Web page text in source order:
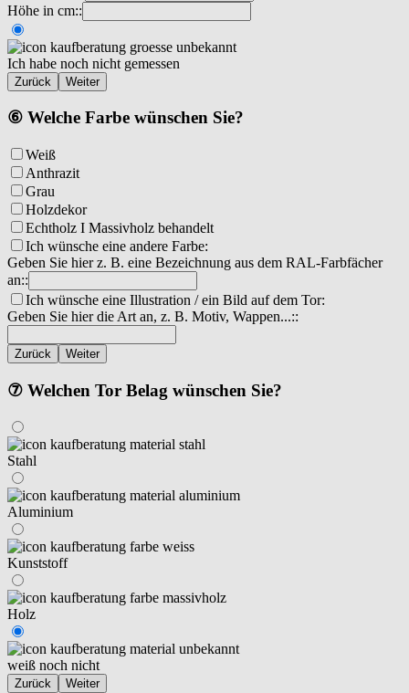
Höhe in cm::
Ich habe noch nicht gemessen
Zurück Weiter
⑥ Welche Farbe wünschen Sie?
Weiß
Anthrazit
Grau
Holzdekor
Echtholz I Massivholz behandelt
Ich wünsche eine andere Farbe:
Geben Sie hier z. B. eine Bezeichnung aus dem RAL-Farbfächer
an::
Ich wünsche eine Illustration / ein Bild auf dem Tor:
Geben Sie hier die Art an, z. B. Motiv, Wappen...::
Zurück Weiter
⑦ Welchen Tor Belag wünschen Sie?
Stahl
Aluminium
Kunststoff
Holz
weiß noch nicht
Zurück Weiter